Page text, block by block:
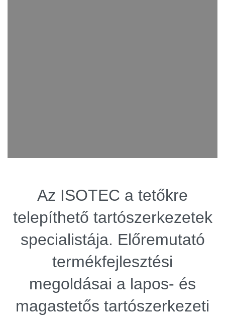
Az ISOTEC a tetőkre
telepíthető tartószerkezetek
specialistája. Előremutató
termékfejlesztési
megoldásai a lapos- és
magastetős tartószerkezeti